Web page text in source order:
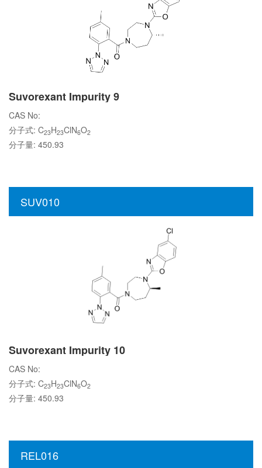
Suvorexant Impurity 9
CAS No:
分子式: C23H23ClN6O2
分子量: 450.93
SUV010
Suvorexant Impurity 10
CAS No:
分子式: C23H23ClN6O2
分子量: 450.93
REL016